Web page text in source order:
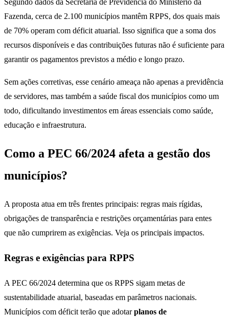
Fazenda, cerca de 2.100 municípios mantêm RPPS, dos quais mais
de 70% operam com déficit atuarial. Isso significa que a soma dos
recursos disponíveis e das contribuições futuras não é suficiente para
garantir os pagamentos previstos a médio e longo prazo.
Sem ações corretivas, esse cenário ameaça não apenas a previdência
de servidores, mas também a saúde fiscal dos municípios como um
todo, dificultando investimentos em áreas essenciais como saúde,
educação e infraestrutura.
Como a PEC 66/2024 afeta a gestão dos
municípios?
A proposta atua em três frentes principais: regras mais rígidas,
obrigações de transparência e restrições orçamentárias para entes
que não cumprirem as exigências. Veja os principais impactos.
Regras e exigências para RPPS
A PEC 66/2024 determina que os RPPS sigam metas de
sustentabilidade atuarial, baseadas em parâmetros nacionais.
Municípios com déficit terão que adotarplanos de